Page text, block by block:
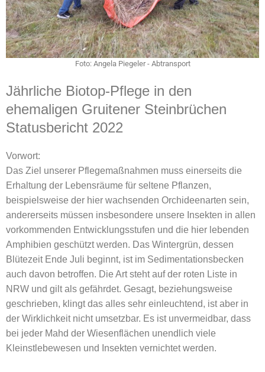
Foto: Angela Piegeler - Abtransport
Jährliche Biotop-Pflege in den
ehemaligen Gruitener Steinbrüchen
Statusbericht 2022
Vorwort:
Das Ziel unserer Pflegemaßnahmen muss einerseits die
Erhaltung der Lebensräume für seltene Pflanzen,
beispielsweise der hier wachsenden Orchideenarten sein,
andererseits müssen insbesondere unsere Insekten in allen
vorkommenden Entwicklungsstufen und die hier lebenden
Amphibien geschützt werden. Das Wintergrün, dessen
Blütezeit Ende Juli beginnt, ist im Sedimentationsbecken
auch davon betroffen. Die Art steht auf der roten Liste in
NRW und gilt als gefährdet. Gesagt, beziehungsweise
geschrieben, klingt das alles sehr einleuchtend, ist aber in
der Wirklichkeit nicht umsetzbar. Es ist unvermeidbar, dass
bei jeder Mahd der Wiesenflächen unendlich viele
Kleinstlebewesen und Insekten vernichtet werden.